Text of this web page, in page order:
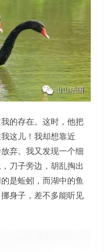
的存在。这时，他把
这儿！我却想靠近
弃。我又发现一个细
刀子旁边，胡乱掏出
是蚯蚓，而湖中的鱼
身子，差不多能听见